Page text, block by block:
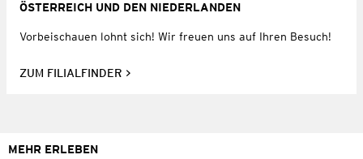
ÖSTERREICH UND DEN NIEDERLANDEN
Vorbeischauen lohnt sich! Wir freuen uns auf Ihren Besuch!
ZUM FILIALFINDER
MEHR ERLEBEN